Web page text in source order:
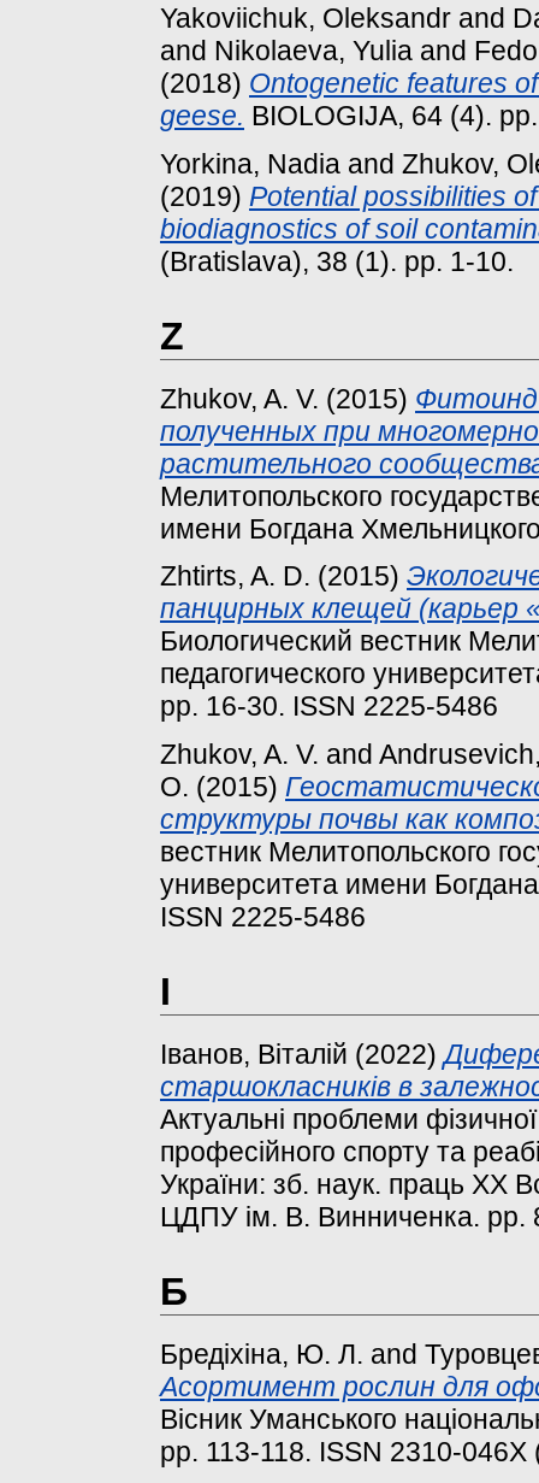
Yakoviichuk, Oleksandr and
and Nikolaeva, Yulia and
(2018) Ontogenetic features
geese. BIOLOGIJA, 64 (4).
Yorkina, Nadia and Zhukov,
(2019) Potential possibilities
biodiagnostics of soil
(Bratislava), 38 (1). pp. 1-10.
Z
Zhukov, A. V. (2015)
полученных при
растительного
Мелитопольского
имени Богдана
Zhtirts, A. D. (2015)
панцирных клещей (карьер
Биологический вестник
педагогического
pp. 16-30. ISSN 2225-5486
Zhukov, A. V. and
O. (2015)
структуры почвы как
вестник Мелитопольского
университета имени
ISSN 2225-5486
І
Іванов, Віталій (2022)
старшокласників в
Актуальні проблеми
професійного спорту та
України: зб. наук. праць ХХ
ЦДПУ ім. В. Винниченка. pp.
Б
Бредіхіна, Ю. Л. and
Асортимент рослин для
Вісник Уманського
pp. 113-118. ISSN 2310-046X